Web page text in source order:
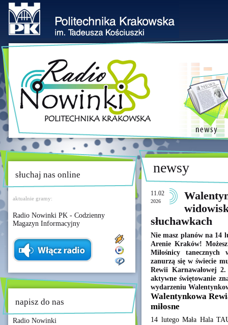
słuchaj nas online
aktualnie gramy:
Radio Nowinki PK - Codzienny
Magazyn Informacyjny
napisz do nas
Radio Nowinki
newsy
11.02
2026
słuchawkach
Nie masz planów na 14
Arenie Kraków!
Miłośnicy
zanurzą się w świecie
Rewii Karnawałowej
aktywne świętowanie
wydarzeniu
Walentynkowa
miłosne
14 lutego Mała Hala